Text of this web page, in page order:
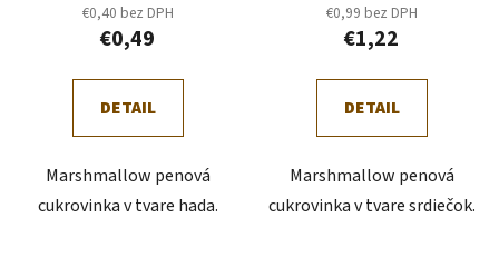
€0,40 bez DPH
€0,49
DETAIL
Marshmallow penová
cukrovinka v tvare hada.
€0,99 bez DPH
€1,22
DETAIL
Marshmallow penová
cukrovinka v tvare srdiečok.